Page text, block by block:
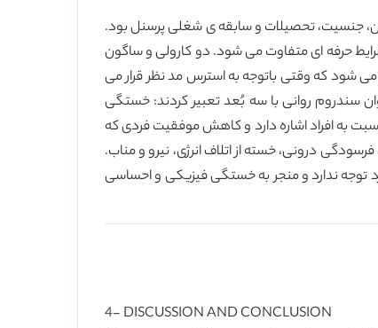
در میان کارمندان سازمان تامین اجتماعی شهر گرگان-ایران در سال 2014 با توجه به سن، جنسیت، تحصیلات و سابقه ی شغلی پرسنل بود.
حرفه ای متفاوت می شود. دو کارولی و ساگون
می شود که وقتی باتوجه به استرس مد نظر قرار می
را ارائه کردند و آن را به عنوان سندروم روانی با سه بُعد تعبیر کردند: خستگی
به افراد اشاره دارد و کاهش موفقیت فردی که
را اینگونه تعریف می کند: شکست، فرسودگی درونی، خسته از اتلاف انرژی، نیرو و مناب.
توجه ندارد و منجر به خستگی فیزیکی و احساسی
4- DISCUSSION AND CONCLUSION